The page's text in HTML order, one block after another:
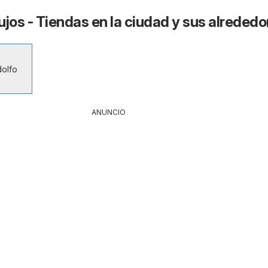
- Tiendas en la ciudad y sus
ANUNCIO